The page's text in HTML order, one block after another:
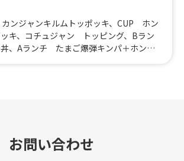
カンジャンキルムトッポッキ、CUP ホン
キ、コチュジャン トッピング、Bラン
、Aランチ たまご爆弾キンパ＋ホンデ
お問い合わせ